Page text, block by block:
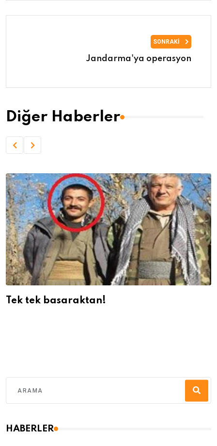
SONRAKI
Jandarma'ya operasyon
Diğer Haberler
Tek tek basaraktan!
HABERLER